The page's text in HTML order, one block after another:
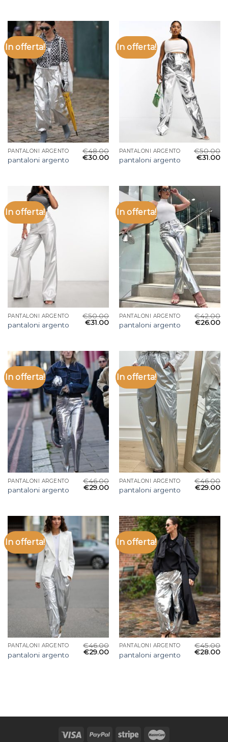
In offerta!
PANTALONI ARGENTO
pantaloni argento
€48.00
€30.00
In offerta!
PANTALONI ARGENTO
pantaloni argento
€50.00
€31.00
In offerta!
PANTALONI ARGENTO
pantaloni argento
€50.00
€31.00
In offerta!
PANTALONI ARGENTO
pantaloni argento
€42.00
€26.00
In offerta!
PANTALONI ARGENTO
pantaloni argento
€46.00
€29.00
In offerta!
PANTALONI ARGENTO
pantaloni argento
€46.00
€29.00
In offerta!
PANTALONI ARGENTO
pantaloni argento
€46.00
€29.00
In offerta!
PANTALONI ARGENTO
pantaloni argento
€45.00
€28.00